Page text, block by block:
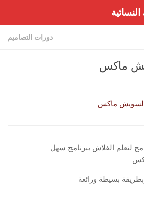
دورات التصاميم
ماكس
السويش ماكس
لتعلم الفلاش ببرنامج سهل
بسيطة ورائعة